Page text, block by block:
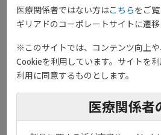
本剤投与中は胸部X線検査等の適切な
の発現には十分に注意すること。
等）には速やかに主治医に連絡するよ
2. 2、2. 3、9. 1. 2、11. 1. 1参照］
8.3 本剤によるB型肝炎ウイルスの再活
の再活性化の徴候や症状の発現に注意す
医療関係者ではない方はこちらをご覧
ギリアドのコーポレートサイトに遷移
※このサイトでは、コンテンツ向上
Cookieを利用しています。サイトを
利用に同意するものとします。
医療関係者